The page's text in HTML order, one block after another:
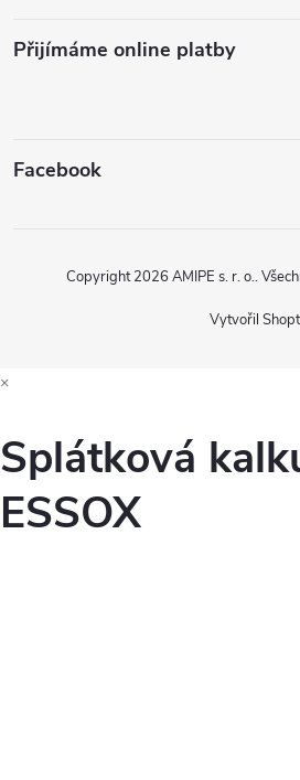
Přijímáme online platby
Facebook
Vytvořil
Copyright 2026 AMIPE s. r. o..
×
Splátková
ESSOX